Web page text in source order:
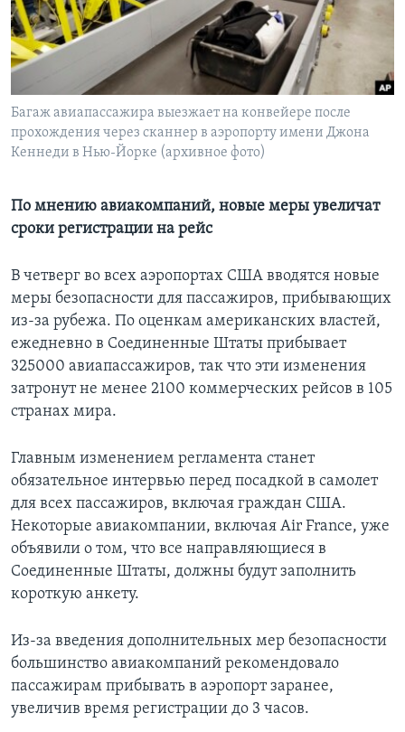
Learning English
СОЦИАЛЬНЫЕ СЕТИ
Багаж авиапассажира выезжает на конвейере после
прохождения через сканнер в аэропорту имени Джона
Кеннеди в Нью-Йорке (архивное фото)
По мнению авиакомпаний, новые меры увеличат
сроки регистрации на рейс
В четверг во всех аэропортах США вводятся новые
меры безопасности для пассажиров, прибывающих
из-за рубежа. По оценкам американских властей,
ежедневно в Соединенные Штаты прибывает
325000 авиапассажиров, так что эти изменения
затронут не менее 2100 коммерческих рейсов в 105
странах мира.
Главным изменением регламента станет
обязательное интервью перед посадкой в самолет
для всех пассажиров, включая граждан США.
Некоторые авиакомпании, включая Air France, уже
объявили о том, что все направляющиеся в
Соединенные Штаты, должны будут заполнить
короткую анкету.
Из-за введения дополнительных мер безопасности
большинство авиакомпаний рекомендовало
пассажирам прибывать в аэропорт заранее,
увеличив время регистрации до 3 часов.